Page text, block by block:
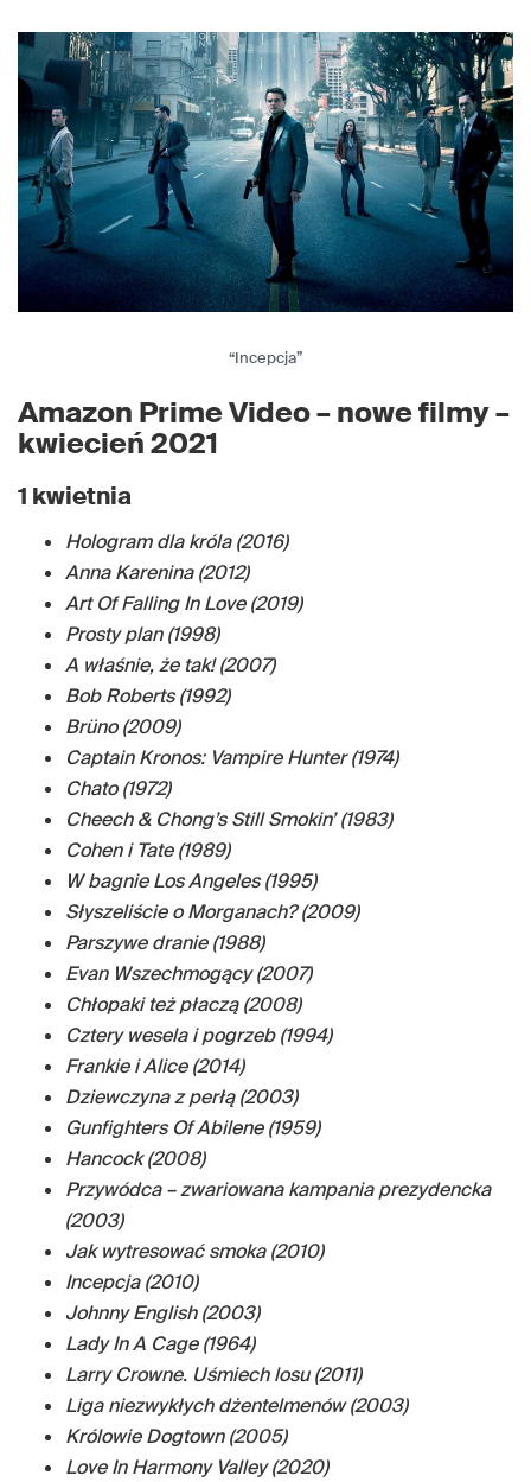
“Incepcja”
Amazon Prime Video– nowe filmy –
kwiecień 2021
1 kwietnia
Hologram dla króla (2016)
Anna Karenina (2012)
Art Of Falling In Love (2019)
Prosty plan (1998)
A właśnie, że tak! (2007)
Bob Roberts (1992)
Brüno (2009)
Captain Kronos: Vampire Hunter (1974)
Chato (1972)
Cheech & Chong’s Still Smokin’ (1983)
Cohen i Tate (1989)
W bagnie Los Angeles (1995)
Słyszeliście o Morganach? (2009)
Parszywe dranie (1988)
Evan Wszechmogący (2007)
Chłopaki też płaczą (2008)
Cztery wesela i pogrzeb (1994)
Frankie i Alice (2014)
Dziewczyna z perłą (2003)
Gunfighters Of Abilene (1959)
Hancock (2008)
Przywódca – zwariowana kampania prezydencka
(2003)
Jak wytresować smoka (2010)
Incepcja (2010)
Johnny English (2003)
Lady In A Cage (1964)
Larry Crowne. Uśmiech losu (2011)
Liga niezwykłych dżentelmenów (2003)
Królowie Dogtown (2005)
Love In Harmony Valley (2020)